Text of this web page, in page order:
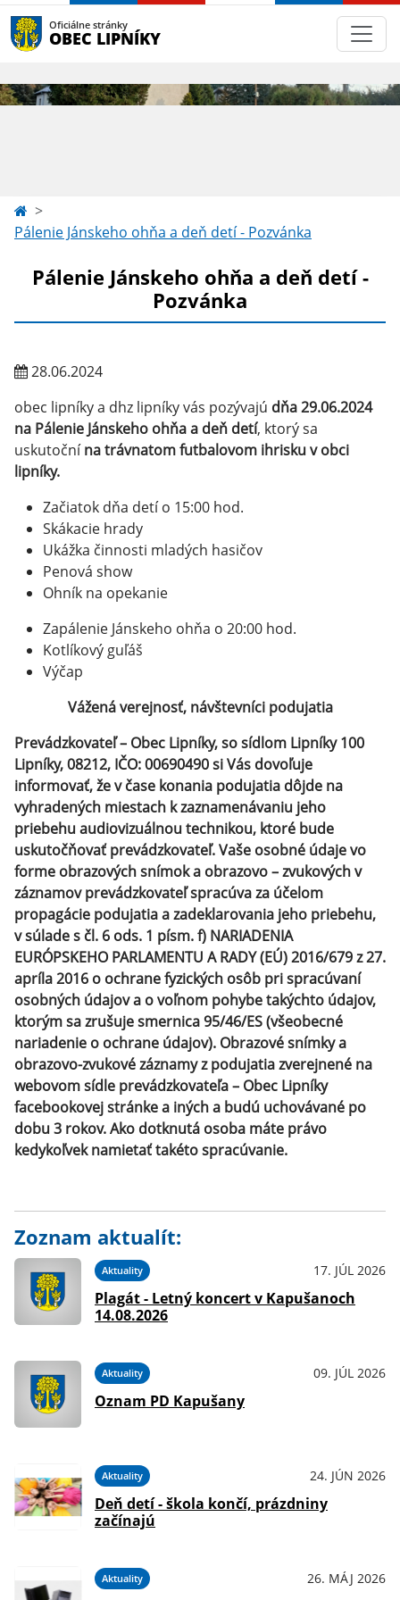
Oficiálne stránky
OBEC LIPNÍKY
Pálenie Jánskeho ohňa a deň detí - Pozvánka
Pálenie Jánskeho ohňa a deň detí -
Pozvánka
28.06.2024
obec lipníky a dhz lipníky vás pozývajú dňa 29.06.2024
na Pálenie Jánskeho ohňa a deň detí, ktorý sa
uskutočnína trávnatom futbalovom ihrisku v obci
lipníky.
Začiatok dňa detí o 15:00 hod.
Skákacie hrady
Ukážka činnosti mladých hasičov
Penová show
Ohník na opekanie
Zapálenie Jánskeho ohňa o 20:00 hod.
Kotlíkový guľáš
Výčap
Vážená verejnosť, návštevníci podujatia
Prevádzkovateľ – Obec Lipníky, so sídlom Lipníky 100
Lipníky, 08212, IČO: 00690490 si Vás dovoľuje
informovať, že v čase konania podujatia dôjde na
vyhradených miestach k zaznamenávaniu jeho
priebehu audiovizuálnou technikou, ktoré bude
uskutočňovať prevádzkovateľ. Vaše osobné údaje vo
forme obrazových snímok a obrazovo – zvukových v
záznamov prevádzkovateľ spracúva za účelom
propagácie podujatia a zadeklarovania jeho priebehu,
v súlade s čl. 6 ods. 1 písm. f) NARIADENIA
EURÓPSKEHO PARLAMENTU A RADY (EÚ) 2016/679 z 27.
apríla 2016 o ochrane fyzických osôb pri spracúvaní
osobných údajov a o voľnom pohybe takýchto údajov,
ktorým sa zrušuje smernica 95/46/ES (všeobecné
nariadenie o ochrane údajov). Obrazové snímky a
obrazovo-zvukové záznamy z podujatia zverejnené na
webovom sídle prevádzkovateľa – Obec Lipníky
facebookovej stránke a iných a budú uchovávané po
dobu 3 rokov. Ako dotknutá osoba máte právo
kedykoľvek namietať takéto spracúvanie.
Zoznam aktualít:
Aktuality 17. JÚL 2026
Plagát - Letný koncert v Kapušanoch
14.08.2026
Aktuality 09. JÚL 2026
Oznam PD Kapušany
Aktuality 24. JÚN 2026
Deň detí - škola končí, prázdniny
začínajú
Aktuality 26. MÁJ 2026